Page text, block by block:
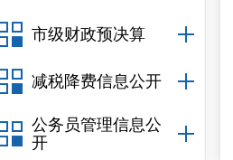
市级财政预决算
减税降费信息公开
公务员管理信息公
开